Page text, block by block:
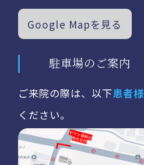
Google Mapを見る
駐車場のご案内
ご来院の際は、以下患者
ください。